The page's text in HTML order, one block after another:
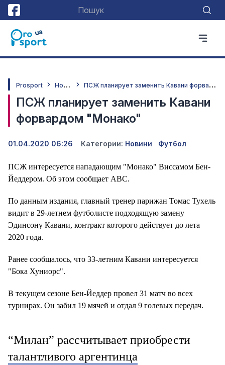
Prosport Н
овини П
СЖ планирует заменить Кавани форвардом "Монако"
ПСЖ планирует заменить Кавани
форвардом "Монако"
01.04.2020 06:26 Категории: Новини Футбол
ПСЖ интересуется нападающим "Монако" Виссамом Бен-
Йеддером. Об этом сообщает ABC.
По данным издания, главный тренер парижан Томас Тухель
видит в 29-летнем футболисте подходящую замену
Эдинсону Кавани, контракт которого действует до лета
2020 года.
Ранее сообщалось, что 33-летним Кавани интересуется
"Бока Хуниорс".
В текущем сезоне Бен-Йеддер провел 31 матч во всех
турнирах. Он забил 19 мячей и отдал 9 голевых передач.
“Милан” рассчитывает приобрести
талантливого аргентинца